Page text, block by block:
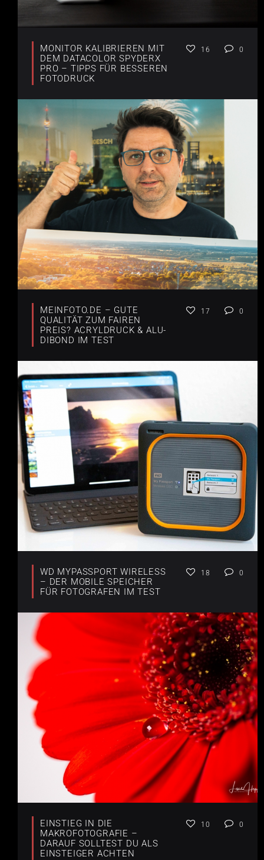
MONITOR KALIBRIEREN MIT
DEM DATACOLOR SPYDERX
PRO – TIPPS FÜR BESSEREN
FOTODRUCK
16 0
MEINFOTO.DE – GUTE
QUALITÄT ZUM FAIREN
PREIS? ACRYLDRUCK & ALU-
DIBOND IM TEST
17 0
WD MYPASSPORT WIRELESS
– DER MOBILE SPEICHER
FÜR FOTOGRAFEN IM TEST
18 0
EINSTIEG IN DIE
MAKROFOTOGRAFIE –
DARAUF SOLLTEST DU ALS
EINSTEIGER ACHTEN
10 0